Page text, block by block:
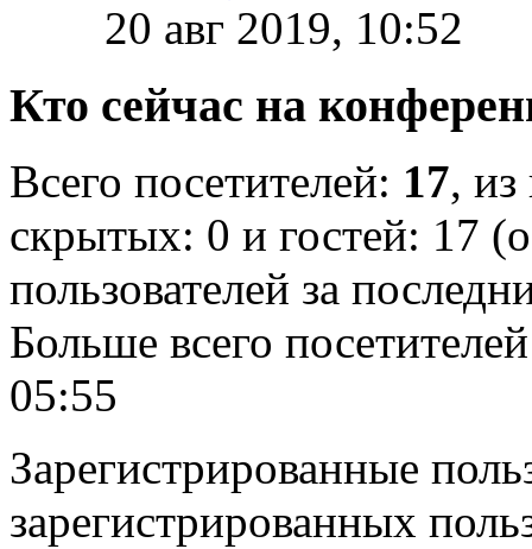
20 авг 2019, 10:52
Кто сейчас на
Всего посетителей: 17, из
скрытых: 0 и гостей: 17
пользователей за
Больше всего
05:55
Зарегистрированные
зарегистрированных